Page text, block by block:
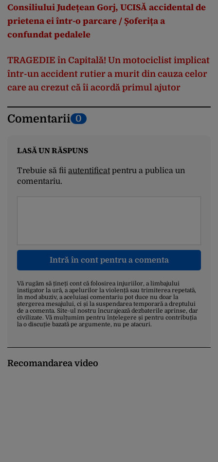
Consiliului Județean Gorj, UCISĂ accidental de
prietena ei într-o parcare / Șoferița a
confundat pedalele
TRAGEDIE în Capitală! Un motociclist implicat
într-un accident rutier a murit din cauza celor
care au crezut că îi acordă primul ajutor
Comentarii 0
LASĂ UN RĂSPUNS
Trebuie să fii autentificatpentru a publica un
comentariu.
Intră în cont pentru a comenta
Vă rugăm să țineți cont că folosirea injuriilor, a limbajului
instigator la ură, a apelurilor la violență sau trimiterea repetată,
în mod abuziv, a aceluiași comentariu pot duce nu doar la
ștergerea mesajului, ci și la suspendarea temporară a dreptului
de a comenta. Site-ul nostru încurajează dezbaterile aprinse, dar
civilizate. Vă mulțumim pentru înțelegere și pentru contribuția
la o discuție bazată pe argumente, nu pe atacuri.
Recomandarea video